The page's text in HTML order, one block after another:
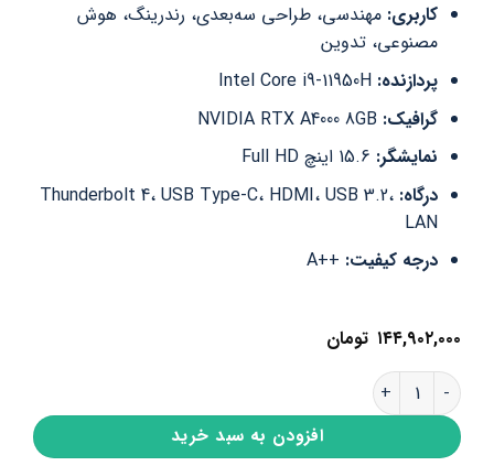
کاربری: مهندسی، طراحی سه‌بعدی، رندرینگ، هوش
مصنوعی، تدوین
پردازنده:
گرافیک:
نمایشگر:
درگاه: Thunderbolt 4، USB Type-C، HDMI، USB 3.2،
LAN
درجه کیفیت: ++A
۱۴۴,۹۰۲,۰۰۰ تومان
لپ تاپ استوک لنوو Lenovo ThinkPad P15 Gen 2 i9-11950H /16 GB /512 GB /8GB NVIDIA RTX A4000 عدد
افزودن به سبد خرید